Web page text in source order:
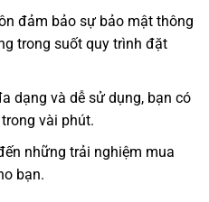
đảm bảo sự bảo mật thông
trong suốt quy trình đặt
dạng và dễ sử dụng, bạn có
vài phút.
những trải nghiệm mua
bạn.